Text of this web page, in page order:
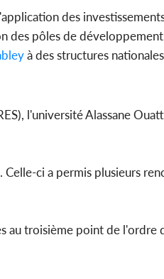
des
pôles de
à des structures
l'université Alassane
ci a permis plusieurs
au troisième point de